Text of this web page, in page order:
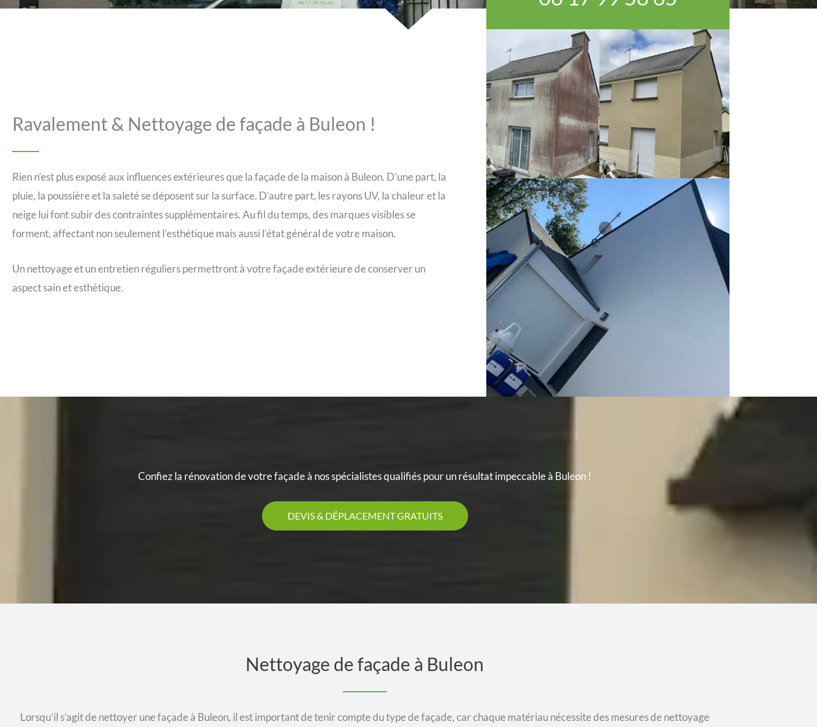
Ravalement & Nettoyage de façade à Buleon !
Rien n’est plus exposé aux influences extérieures que la façade de la maison à Buleon. D’une part, la
pluie, la poussière et la saleté se déposent sur la surface. D’autre part, les rayons UV, la chaleur et la
neige lui font subir des contraintes supplémentaires. Au fil du temps, des marques visibles se
forment, affectant non seulement l’esthétique mais aussi l’état général de votre maison.
Un nettoyage et un entretien réguliers permettront à votre façade extérieure de conserver un
aspect sain et esthétique.
Confiez la rénovation de votre façade à nos spécialistes qualifiés pour un résultat impeccable à Buleon !
DEVIS & DÉPLACEMENT GRATUITS
Nettoyage de façade à Buleon
Lorsqu’il s’agit de nettoyer une façade à Buleon, il est important de tenir compte du type de façade, car chaque matériau nécessite des mesures de nettoyage